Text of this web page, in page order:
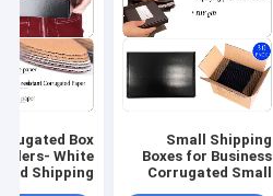
Small Shipping
Boxes for Business
Corrugated Small
Box
White
Shipping